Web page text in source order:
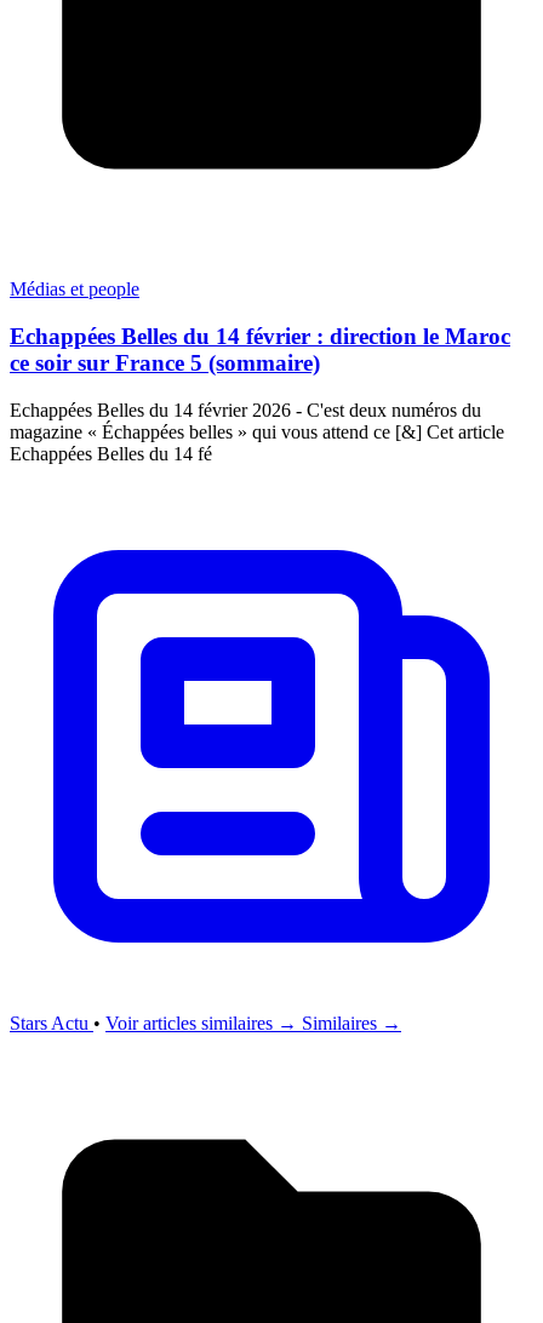
Médias et people
Echappées Belles du 14 février : direction le Maroc
ce soir sur France 5 (sommaire)
Echappées Belles du 14 février 2026 - C'est deux numéros du
magazine « Échappées belles » qui vous attend ce [&] Cet article
Echappées Belles du 14 fé
Stars Actu • Voir articles similaires → Similaires →